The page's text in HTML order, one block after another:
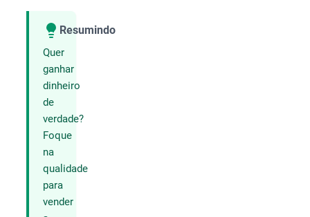
Resumindo
Quer
ganhar
dinheiro
de
verdade?
Foque
na
qualidade
para
vender